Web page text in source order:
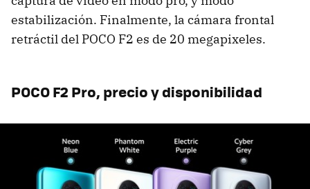
estabilización. Finalmente, la cámara frontal
retráctil del POCO F2 es de 20 megapixeles.
POCO F2 Pro, precio y disponibilidad